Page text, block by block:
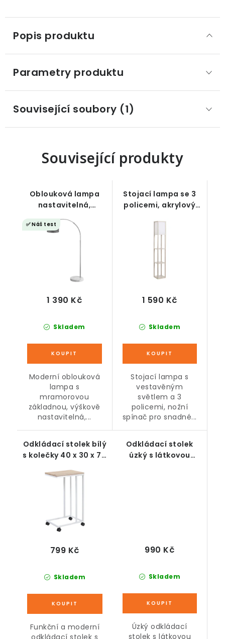
Popis produktu
Parametry produktu
Související soubory (1)
Související produkty
Oblouková lampa
nastavitelná,
mramorová
základna
✅ Náš test
Skladem
1 390 Kč
Moderní oblouková
lampa s
mramorovou
základnou, výškově
nastavitelná,...
Stojací lampa se 3
policemi, akrylový
Skladem
1 590 Kč
Stojací lampa s
vestavěným
světlem a 3
policemi, nožní
spínač pro snadné...
Odkládací stolek bílý
s kolečky 40 x 30 x 70
Skladem
799 Kč
Funkční a moderní
Odkládací stolek
úzký s látkovou
Skladem
990 Kč
Úzký odkládací
stolek s látkovou